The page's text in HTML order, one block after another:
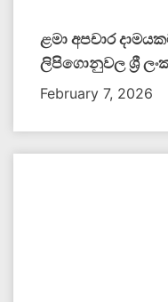
ළමා අපචාර
ලිපිගොනුවල ශ්‍රී
February 7, 2026